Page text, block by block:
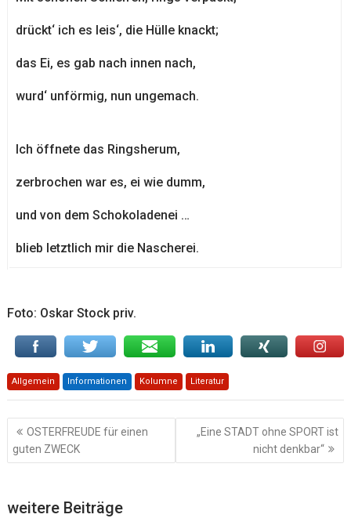
drückt‘ ich es leis‘, die Hülle knackt;
das Ei, es gab nach innen nach,
wurd‘ unförmig, nun ungemach.
Ich öffnete das Ringsherum,
zerbrochen war es, ei wie dumm,
und von dem Schokoladenei …
blieb letztlich mir die Nascherei.
Foto: Oskar Stock priv.
Allgemein Informationen Kolumne Literatur
Beitragsnavigation
OSTERFREUDE für einen
guten ZWECK
„Eine STADT ohne SPORT ist
nicht denkbar“
weitere Beiträge